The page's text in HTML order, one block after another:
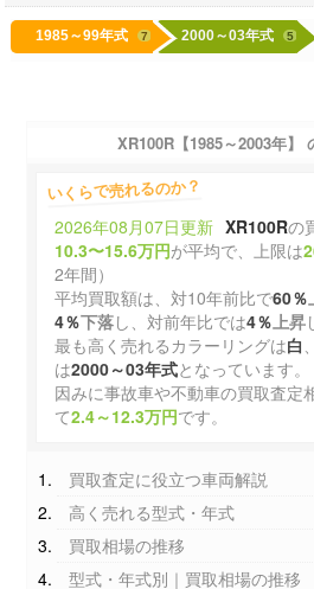
1985～99年式 7 2000～03年式 5
XR100R【1985～2003年】
いくらで売れるのか？
2026年08月07日更新 XR100Rの
10.3〜15.6万円が平均で、上限は
2年間）
平均買取額は、対10年前比で60％
4％下落し、対前年比では4％ 上昇
最も高く売れるカラーリングは白
は2000～03年式となっています。
因みに事故車や不動車の買取査定
て2.4～12.3万円です。
買取査定に役立つ車両解説
高く売れる型式・年式
買取相場の推移
型式・年式別｜買取相場の推移